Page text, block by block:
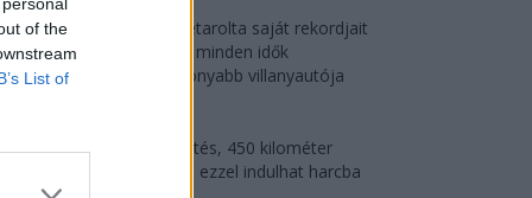
of the
List of
Az Audi letarolta saját rekordjait
— készül minden idők
leghatékonyabb villanyautója
9 perc töltés, 450 kilométer
hatótáv – ezzel indulhat harcba